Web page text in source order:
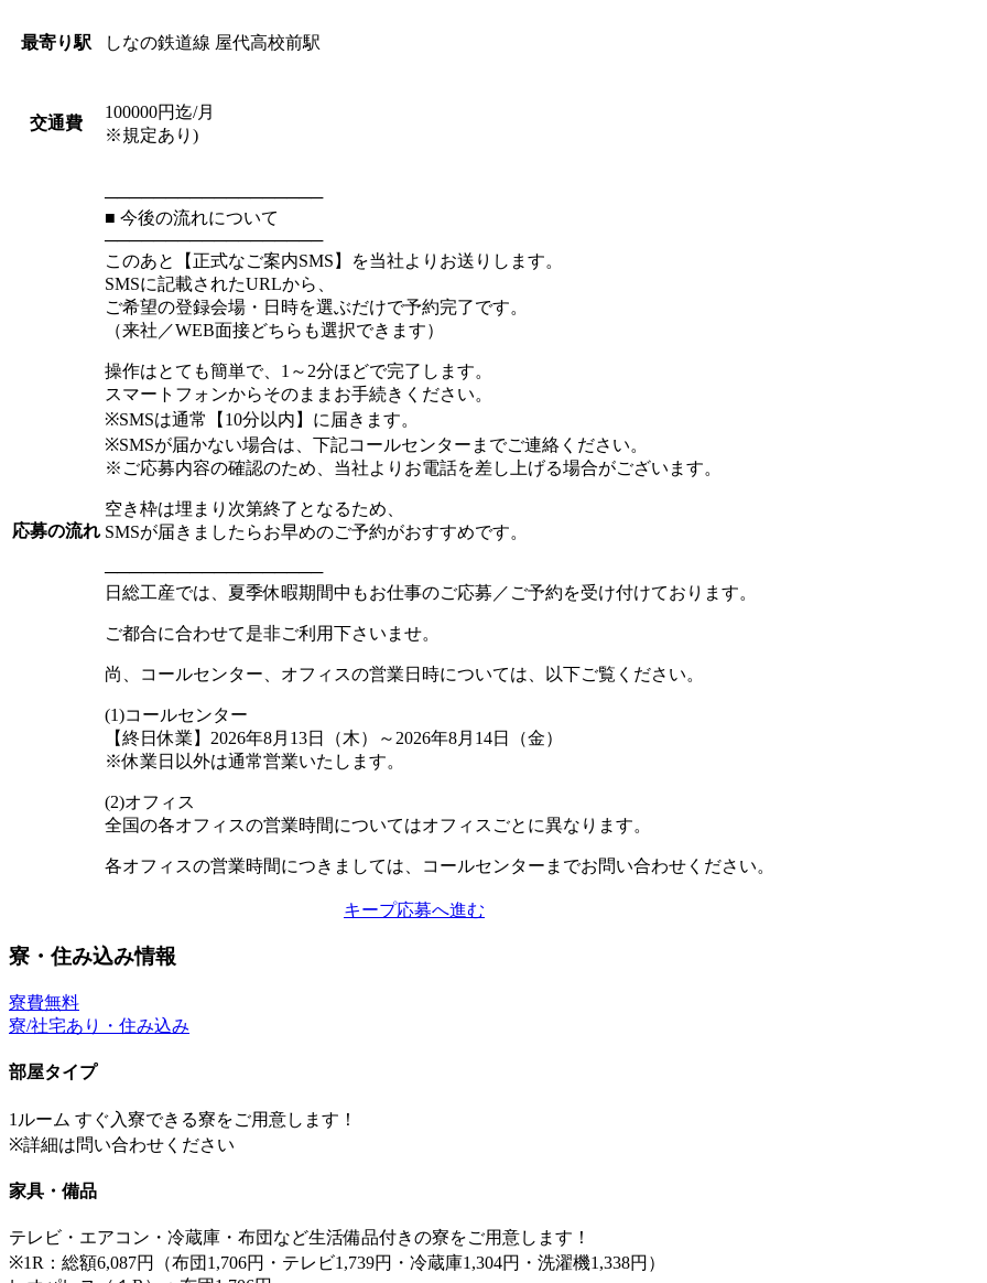
最寄り駅 しなの鉄道線 屋代高校前駅
交通費
100000円迄/月
※規定あり)
応募の流れ
──────────────────
■ 今後の流れについて
──────────────────
このあと【正式なご案内SMS】を当社よりお送りします。
SMSに記載されたURLから、
ご希望の登録会場・日時を選ぶだけで予約完了です。
（来社／WEB面接どちらも選択できます）
操作はとても簡単で、1～2分ほどで完了します。
スマートフォンからそのままお手続きください。
※SMSは通常【10分以内】に届きます。
※SMSが届かない場合は、下記コールセンターまでご連絡ください。
※ご応募内容の確認のため、当社よりお電話を差し上げる場合がございます。
空き枠は埋まり次第終了となるため、
SMSが届きましたらお早めのご予約がおすすめです。
──────────────────
日総工産では、夏季休暇期間中もお仕事のご応募／ご予約を受け付けております。
ご都合に合わせて是非ご利用下さいませ。
尚、コールセンター、オフィスの営業日時については、以下ご覧ください。
(1)コールセンター
【終日休業】2026年8月13日（木）～2026年8月14日（金）
※休業日以外は通常営業いたします。
(2)オフィス
全国の各オフィスの営業時間についてはオフィスごとに異なります。
各オフィスの営業時間につきましては、コールセンターまでお問い合わせください。
キープ応募へ進む
寮・住み込み情報
寮費無料
寮/社宅あり・住み込み
部屋タイプ
1ルーム すぐ入寮できる寮をご用意します！
※詳細は問い合わせください
家具・備品
テレビ・エアコン・冷蔵庫・布団など生活備品付きの寮をご用意します！
※1R：総額6,087円（布団1,706円・テレビ1,739円・冷蔵庫1,304円・洗濯機1,338円）